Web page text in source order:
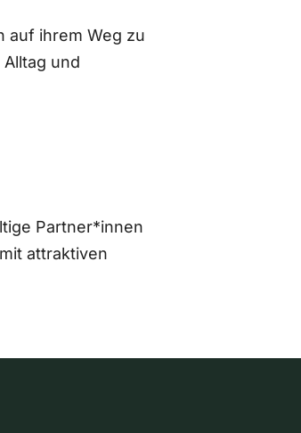
auf ihrem Weg zu
und
Partner*innen
attraktiven